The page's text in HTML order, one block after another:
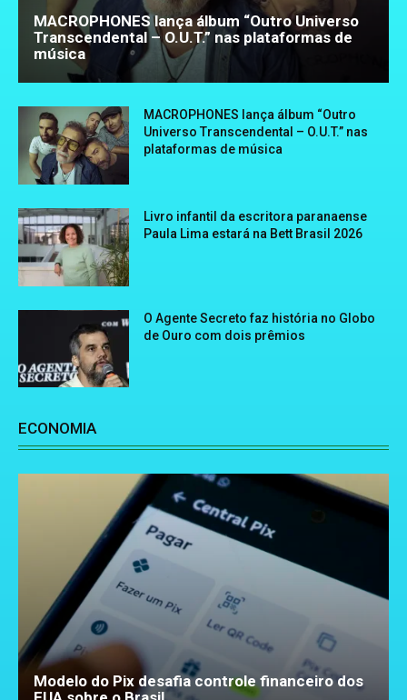
MACROPHONES lança álbum “Outro Universo
Transcendental – O.U.T.” nas plataformas de
música
MACROPHONES lança álbum “Outro
Universo Transcendental – O.U.T.” nas
plataformas de música
Livro infantil da escritora paranaense
Paula Lima estará na Bett Brasil 2026
O Agente Secreto faz história no Globo
de Ouro com dois prêmios
ECONOMIA
Modelo do Pix desafia controle financeiro dos